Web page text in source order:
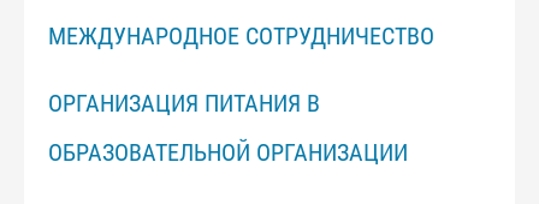
МЕЖДУНАРОДНОЕ СОТРУДНИЧЕСТВО
ОРГАНИЗАЦИЯ ПИТАНИЯ В
ОБРАЗОВАТЕЛЬНОЙ ОРГАНИЗАЦИИ